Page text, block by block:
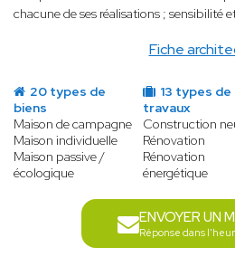
Fiche
chacune de ses réalisations ; sensibilité
20 types de
biens
Maison de campagne
Maison individuelle
Maison passive /
écologique
13 types de
travaux
Construction
Rénovation
Rénovation
énergétique
ENVOYER UN
Réponse dans